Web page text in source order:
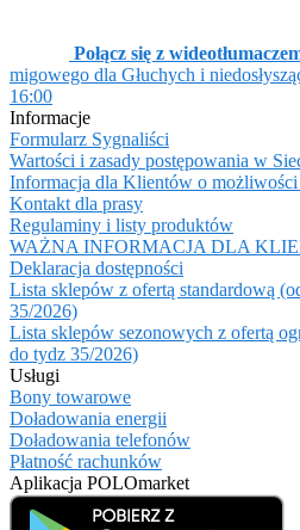
Połącz się z
migowego dla Głuchych i
16:00
Informacje
Formularz Sygnaliści
Wartości i zasady postępowania w
Informacja dla Klientów o
Kontakt dla prasy
Regulaminy i listy produktów
WAŻNA INFORMACJA DLA
Deklaracja dostępności
Lista sklepów z ofertą standardową
35/2026)
Lista sklepów sezonowych z ofertą
do tydz 35/2026)
Usługi
Bony towarowe
Doładowania energii
Doładowania telefonów
Płatność rachunków
Aplikacja POLOmarket